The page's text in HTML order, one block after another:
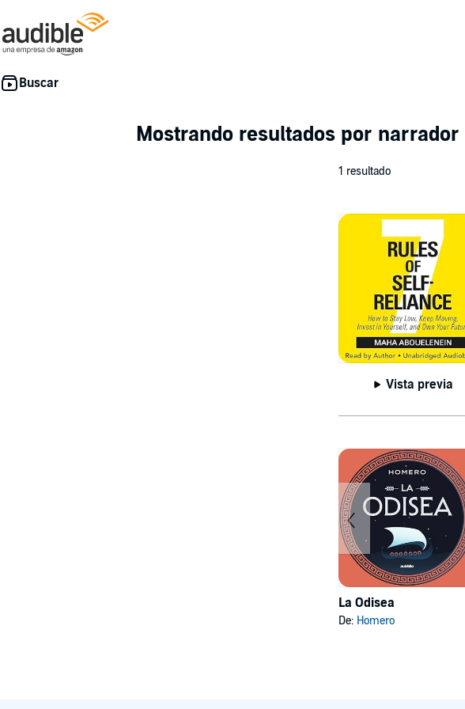
Mostrando resultados por narrador
1 resultado
Vista previa
La Odisea
De: Homero